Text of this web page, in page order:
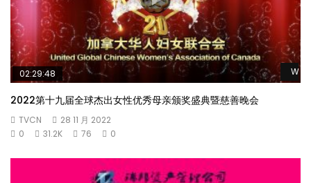
02:29:48
2022第十九届全球杰出女性优秀母亲颁奖盛典暨慈善晚会
TVCN
28 11 月 2022
0
31.2K 76 0